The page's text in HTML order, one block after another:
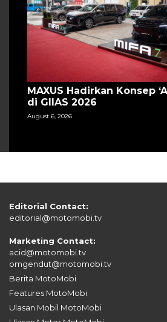
MAXUS Hadirkan Konsep
di GIIAS 2026
August 6, 2026
Editorial Contact:
editorial@motomobi.tv
Marketing Contact:
acid@motomobi.tv
omgendut@motomobi.tv
Berita MotoMobi
Features MotoMobi
Ulasan Mobil MotoMobi